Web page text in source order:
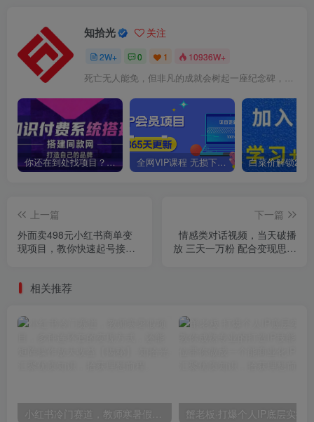
知拾光 关注
2W+ 0 1 10936W+
死亡无人能免，但非凡的成就会树起一座纪念碑，它将一直立到太阳冷却之时
你还在到处找项目？还在当韭菜？我靠卖项目一个月收入5万+，曾经我也是个失败者。 全网VIP课程 无损下载~
上一篇
外面卖498元小红书商单变
现项目，教你快速起号接广
下一篇
情感类对话视频，当天破播
放 三天一万粉 配合变现思路
相关推荐
小红书冷门赛道，教师寒暑假项目，多种连环套的变现方式，还能矩阵操作放大收益【揭秘】